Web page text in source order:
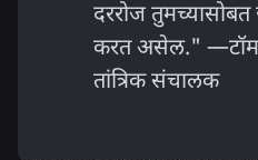
दररोज तुमच्यासोबत
करत असेल." —टॉम
तांत्रिक संचालक